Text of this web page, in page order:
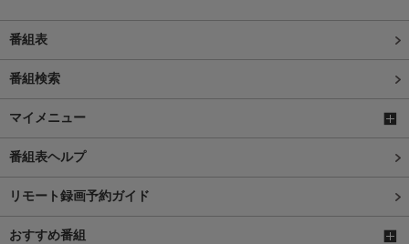
番組表
番組検索
マイメニュー
番組表ヘルプ
リモート録画予約ガイド
おすすめ番組